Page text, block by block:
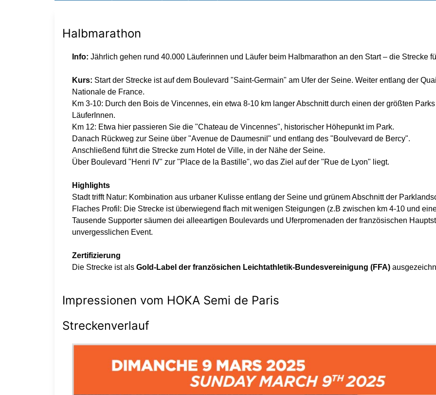
Halbmarathon
Info: Jährlich gehen rund 40.000 Läuferinnen und Läufer beim Halbmarathon an den Start – die Strecke
Kurs: Start der Strecke ist auf dem Boulevard "Saint-Germain" am Ufer der Seine. Weiter entlang der
Nationale de France.
Km 3-10: Durch den Bois de Vincennes, ein etwa 8-10 km langer Abschnitt durch einen der größten
LäuferInnen.
Km 12: Etwa hier passieren Sie die "Chateau de Vincennes", historischer Höhepunkt im Park.
Danach Rückweg zur Seine über "Avenue de Daumesnil" und entlang des "Boulvevard de Bercy".
Anschließend führt die Strecke zum Hotel de Ville, in der Nähe der Seine.
Über Boulevard "Henri IV" zur "Place de la Bastille", wo das Ziel auf der "Rue de Lyon" liegt.
Highlights
Stadt trifft Natur: Kombination aus urbaner Kulisse entlang der Seine und grünem Abschnitt der
Flaches Profil: Die Strecke ist überwiegend flach mit wenigen Steigungen (z.B zwischen km 4-10 und
Tausende Supporter säumen dei alleeartigen Boulevards und Uferpromenaden der französischen
unvergesslichen Event.
Zertifizierung
Die Strecke ist als Gold-Label der französichen Leichtathletik-Bundesvereinigung (FFA)
Impressionen vom HOKA Semi de Paris
Streckenverlauf